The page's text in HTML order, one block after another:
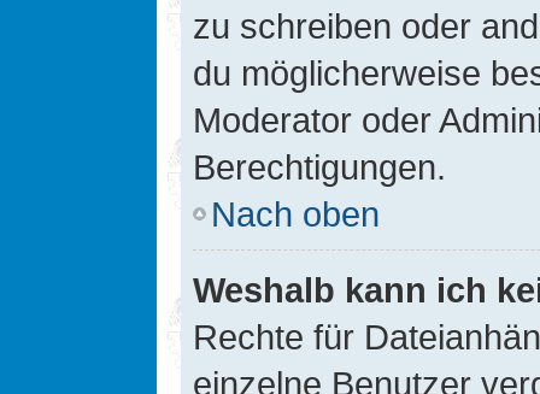
zu schreiben oder
du möglicherweise
Moderator oder
Berechtigungen.
Nach oben
Weshalb kann ich
Rechte für
einzelne Benutzer